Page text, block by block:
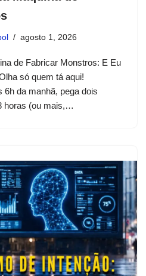
agosto 1, 2026
de Fabricar Monstros: E Eu
só quem tá aqui!
6h da manhã, pega dois
horas (ou mais,…